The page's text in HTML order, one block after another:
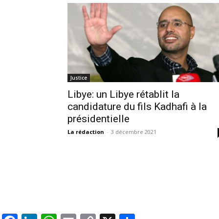
Justice
Libye: un Libye rétablit la
candidature du fils Kadhafi à la
présidentielle
La rédaction - 3 décembre 2021